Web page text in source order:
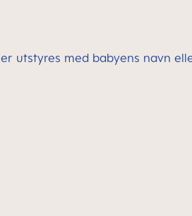
utstyres med babyens navn